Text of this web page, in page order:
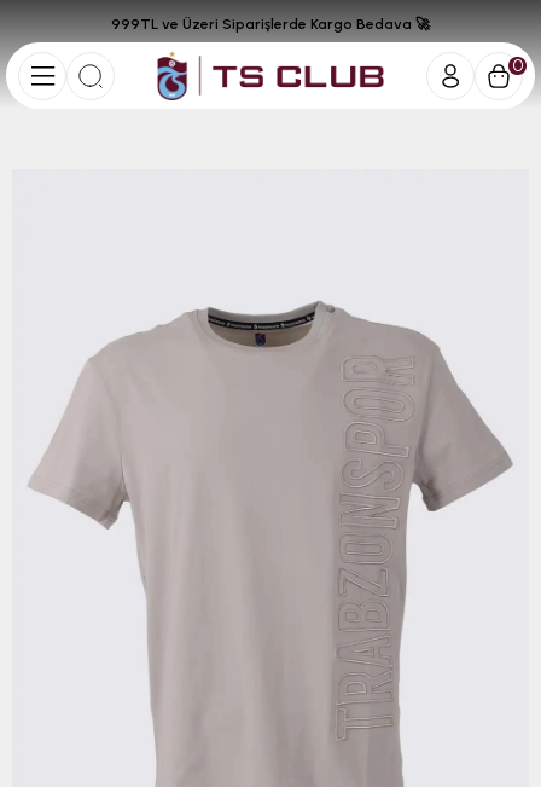
0
999TL ve Üzeri Siparişlerde Kargo Bedava 🚀